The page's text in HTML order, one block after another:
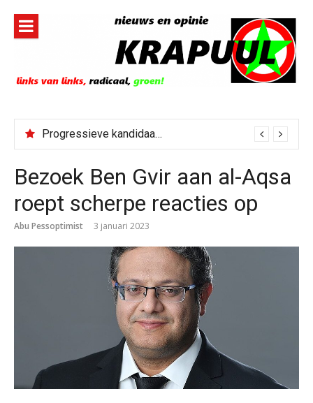
inhoud
Progressieve kandidaat El-Sayed senaatskandidaat Michigan
Bezoek Ben Gvir aan al-Aqsa
roept scherpe reacties op
Abu Pessoptimist 3 januari 2023